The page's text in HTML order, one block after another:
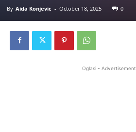
By Aida Konjevic - October 18, 2025 0
Oglasi - Advertisement